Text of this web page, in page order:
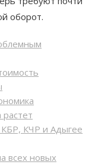
оборот.
КЧР и Адыгее
всех новых